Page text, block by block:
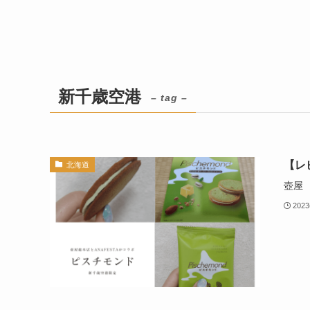
新千歳空港 – tag –
北海道 【
壺屋